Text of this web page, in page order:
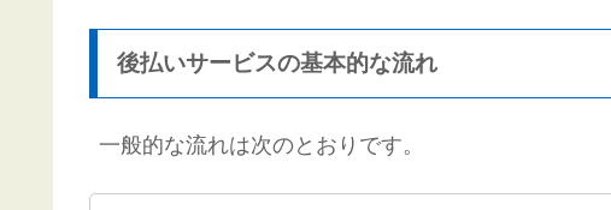
後払いサービスの基本的な流れ
一般的な流れは次のとおりです。